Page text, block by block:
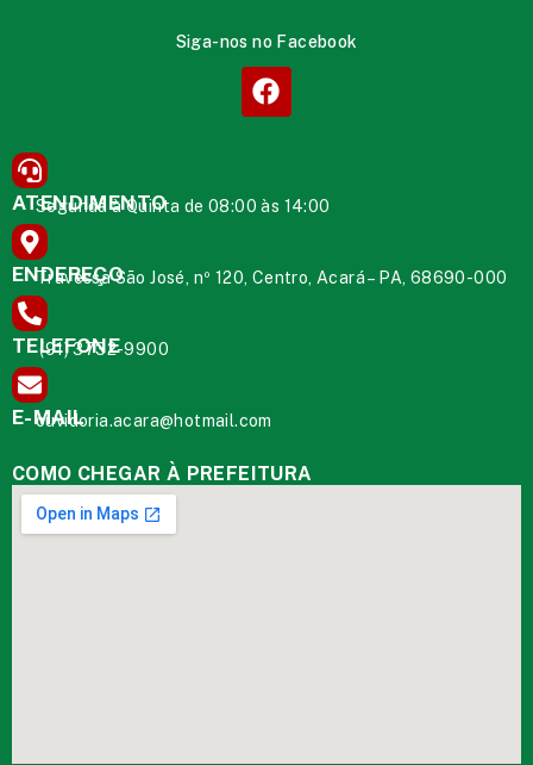
Siga-nos no Facebook
ATENDIMENTO
Segunda à Quinta de 08:00 às 14:00
ENDEREÇO
Travessa São José, nº 120, Centro, Acará – PA, 68690-000
TELEFONE
(91) 3732-9900
E-MAIL
ouvidoria.acara@hotmail.com
COMO CHEGAR À PREFEITURA